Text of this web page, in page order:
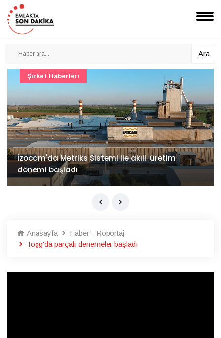
Ara
İzocam'da Metriks Sistemi ile akıllı üretim
dönemi başladı
Şirket Haberleri
Anasayfa
Haber - Röportaj
Togg'da parçalı denemeler başladı